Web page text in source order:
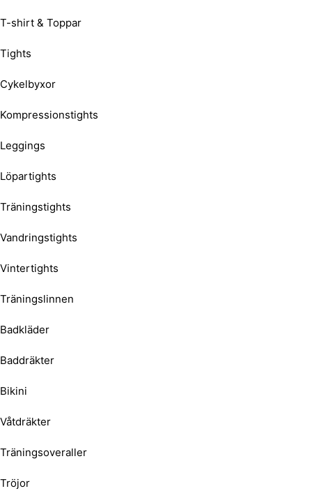
T-shirt & Toppar
Tights
Cykelbyxor
Kompressionstights
Leggings
Löpartights
Träningstights
Vandringstights
Vintertights
Träningslinnen
Badkläder
Baddräkter
Bikini
Våtdräkter
Träningsoveraller
Tröjor